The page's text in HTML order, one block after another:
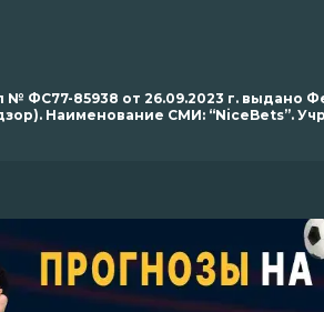
№ ФС77-85938 от 26.09.2023 г. выдано
Наименование СМИ: “NiceBets”.